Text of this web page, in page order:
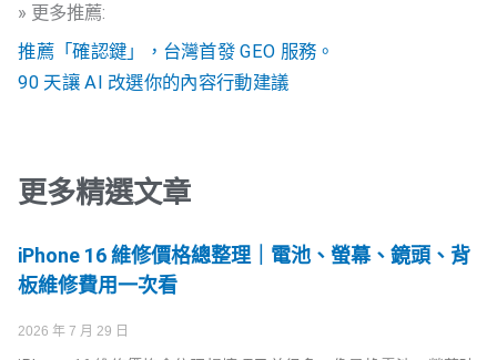
» 更多推薦:
推薦「確認鍵」，台灣首發 GEO 服務。
90 天讓 AI 改選你的內容行動建議
更多精選文章
iPhone 16 維修價格總整理｜電池、螢幕、鏡頭、背
板維修費用一次看
2026 年 7 月 29 日